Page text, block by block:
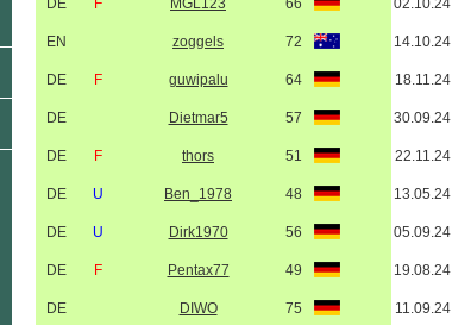
DE F MGL123 66 02.10.24
EN zoggels 72 14.10.24
DE F guwipalu 64 18.11.24
DE Dietmar5 57 30.09.24
DE F thors 51 22.11.24
DE U Ben_1978 48 13.05.24
DE U Dirk1970 56 05.09.24
DE F Pentax77 49 19.08.24
DE DIWO 75 11.09.24